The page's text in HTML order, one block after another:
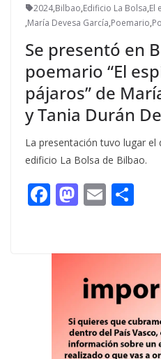
2024,Bilbao,Edificio La Bolsa,El
,María Devesa García,Poemario,
Se presentó en
poemario “El
pájaros” de
y Tania Durán
La presentación tuvo lugar el
edificio La Bolsa de Bilbao.
F
b
M
d
o
n
E
l p
ar
ti
r